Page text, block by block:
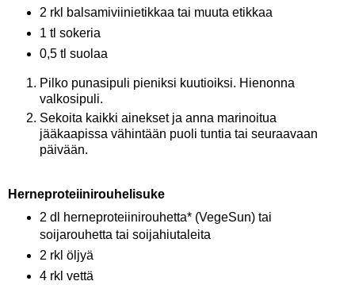
2 rkl balsamiviinietikkaa tai muuta etikkaa
1 tl sokeria
0,5 tl suolaa
Pilko punasipuli pieniksi kuutioiksi. Hienonna
valkosipuli.
Sekoita kaikki ainekset ja anna marinoitua
jääkaapissa vähintään puoli tuntia tai seuraavaan
päivään.
Herneproteiinirouhelisuke
2 dl herneproteiinirouhetta* (VegeSun) tai
soijarouhetta tai soijahiutaleita
2 rkl öljyä
4 rkl vettä